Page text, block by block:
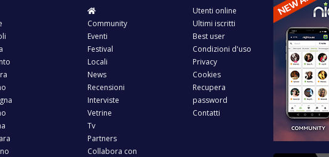
Community
Eventi
Festival
Locali
News
Recensioni
Interviste
Vetrine
Tv
Partners
Collabora con
Utenti online
Ultimi iscritti
Best user
Condizioni d'uso
Privacy
Cookies
Recupera
password
Contatti